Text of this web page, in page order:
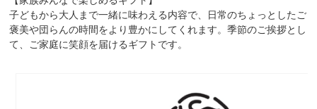
子どもから大人まで一緒に味わえる内容で、日常のちょっとしたご
褒美や団らんの時間をより豊かにしてくれます。季節のご挨拶とし
て、ご家庭に笑顔を届けるギフトです。